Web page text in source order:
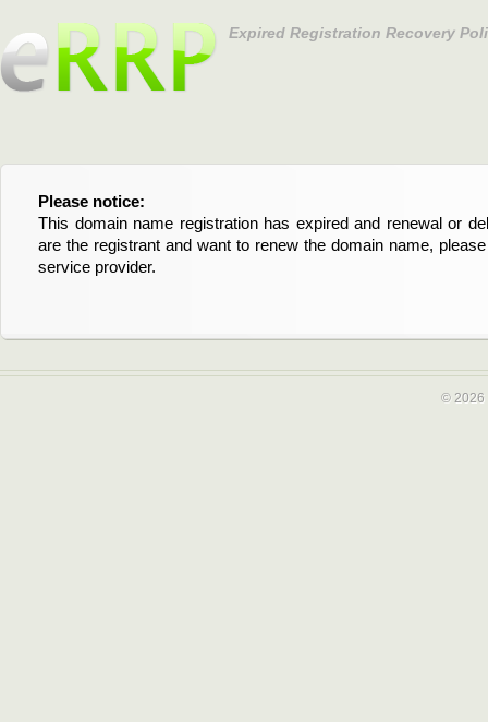
Expired Registration Recovery
Please notice:
This domain name registration has expired and renewal or
are the registrant and want to renew the domain name,
service provider.
Bitte beachten Sie:
Diese Domainregistrierung ist abgelaufen und die
Domain stehen an. Wenn Sie der Registrant sind und
verlängern möchten, kontaktieren Sie bitte Ihren Service-
© 2026